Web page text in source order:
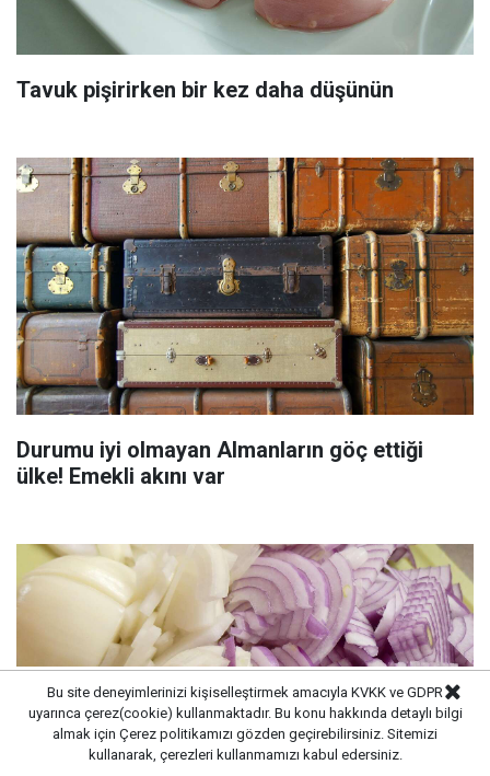
Tavuk pişirirken bir kez daha düşünün
Durumu iyi olmayan Almanların göç ettiği
ülke! Emekli akını var
Bu site deneyimlerinizi kişiselleştirmek amacıyla KVKK ve GDPR
uyarınca çerez(cookie) kullanmaktadır. Bu konu hakkında detaylı bilgi
almak için Çerez politikamızı gözden geçirebilirsiniz. Sitemizi
kullanarak, çerezleri kullanmamızı kabul edersiniz.